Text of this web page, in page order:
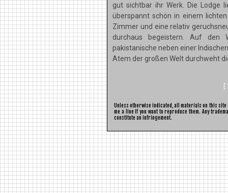
gut sichtbar ihr Werk. Die Lodge
überspannt schön in einem
Zimmer und eine relativ
durchaus begeistern. Auf den
pakistanische neben einer
Atem der großen Welt durchweht
Unless otherwise indicated, all materials on this site
me a line if you want to reproduce them. Any
constitute an infringement.